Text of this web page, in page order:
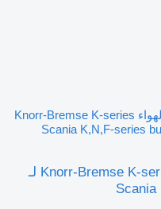
صمام الهواء Knorr-Bremse K-series
صمام الهواء Knorr-Bremse K-series (01.06-) K044694 لـ